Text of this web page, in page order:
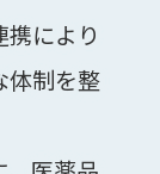
により
体制を整